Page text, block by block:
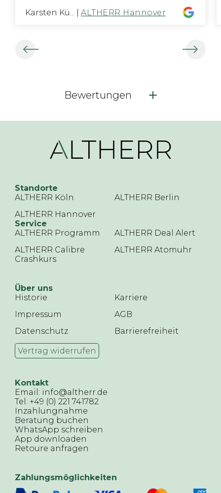
Karsten Kü... ALTHERR Hannover
Bewertungen
Standorte
ALTHERR Köln
ALTHERR Berlin
ALTHERR Hannover
Service
ALTHERR Programm
ALTHERR Deal Alert
ALTHERR Calibre
Crashkurs
ALTHERR Atomuhr
Über uns
Historie
Karriere
Impressum
AGB
Datenschutz
Barrierefreiheit
Vertrag widerrufen
Kontakt
Email: info@altherr.de
Tel: +49 (0) 221 741782
Inzahlungnahme
Beratung buchen
WhatsApp schreiben
App downloaden
Retoure anfragen
Zahlungsmöglichkeiten